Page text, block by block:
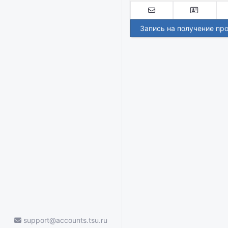
support@accounts.tsu.ru
Запись на получение